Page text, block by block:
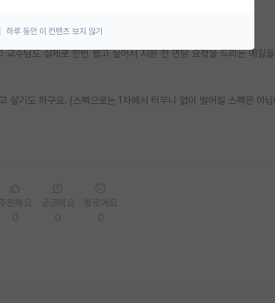
. 면담도 그때 진행하면 좋을 것 같다고 하셨습니다.
수님도 실제로 한번 뵙고 싶어서 지원 전 면담 요청을 드리는 메일
싶기도 하구요. (스펙으로는 1차에서 터무니 없이 떨어질 스펙은 아
하루 동안 이 컨텐츠 보지 않기